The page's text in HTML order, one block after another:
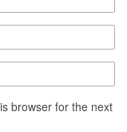
browser for the next